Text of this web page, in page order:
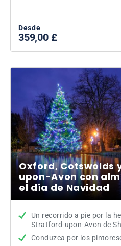
Desde
359,00 £
Oxford, Cotswolds
upon-Avon con
el día de Navidad
Un recorrido a pie por la
Stratford-upon-Avon de
Conduzca por los